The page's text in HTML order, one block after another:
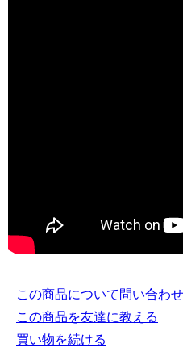
この商品について問い合わ
この商品を友達に教える
買い物を続ける